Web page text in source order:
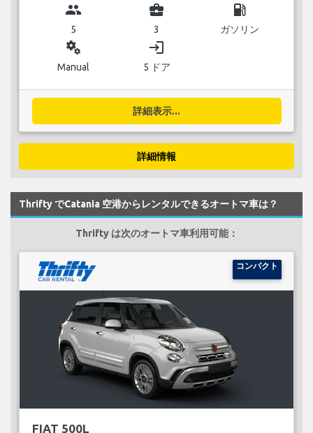
group
5
business_center
3
local_gas_station
ガソリン
miscellaneous_services
Manual
login
5 ドア
詳細表示...
詳細情報
Thrifty でCatania 空港からレンタルできるオートマ車は？
Thrifty は次のオートマ車利用可能：
コンパクト
FIAT 500L